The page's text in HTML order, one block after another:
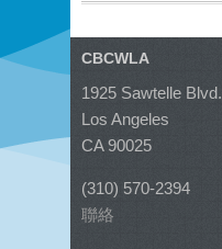
CBCWLA
1925 Sawtelle Blvd.
Los Angeles
CA 90025
(310) 570-2394
聯絡